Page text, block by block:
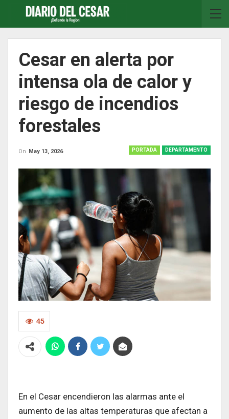
Cesar en alerta por
intensa ola de calor y
riesgo de incendios
forestales
PORTADA DEPARTAMENTO
On May 13, 2026
45
En el Cesar encendieron las alarmas ante el
aumento de las altas temperaturas que afectan a